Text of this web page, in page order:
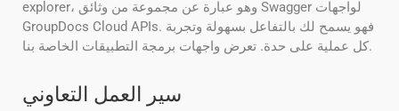
explorer، وهو عبارة عن مجموعة من وثائق Swagger لواجهات
GroupDocs Cloud APIs. فهو يسمح لك بالتفاعل بسهولة وتجربة
كل عملية على حدة. تعرض واجهات برمجة التطبيقات الخاصة بنا.
سير العمل التعاوني